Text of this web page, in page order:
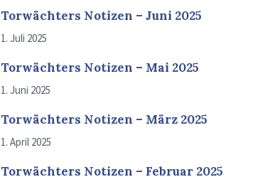
Torwächters Notizen – Juni 2025
1. Juli 2025
Torwächters Notizen – Mai 2025
1. Juni 2025
Torwächters Notizen – März 2025
1. April 2025
Torwächters Notizen – Februar 2025